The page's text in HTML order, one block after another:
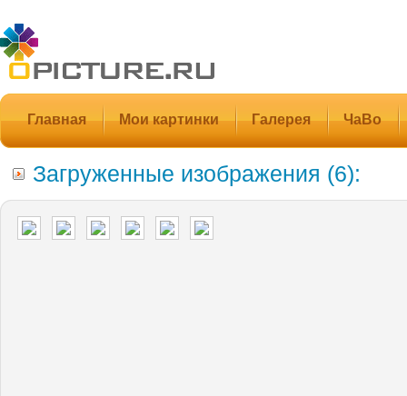
Главная Мои картинки Галерея ЧаВо
Загруженные изображения (6):